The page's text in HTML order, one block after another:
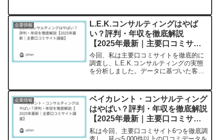
点実際の口コミセクショ...
企業情報
L.E.K.コンサルティングはやば
い？評判・年収を徹底解説
【2025年最新｜主要口コミサイ
ト調査】
今回、私は主要口コミサイトを徹底的に
調査し、L.E.K.コンサルティングの実態
を分析しました。データに基づいた客観
カイシャの評判、キャリコネ、ONE
CARE...
企業情報
ベイカレント・コンサルティング
はやばい？評判・年収を徹底解説
【2025年最新｜主要口コミサイ
ト調査】
私は今回、主要口コミサイト6つを徹底調